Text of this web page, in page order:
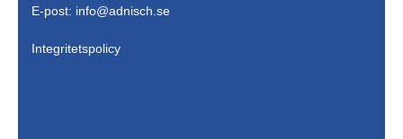
E-post: info@adnisch.se
Integritetspolicy